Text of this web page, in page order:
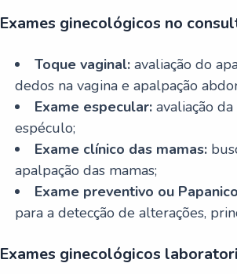
Exames ginecológicos no
Toque vaginal: avaliação do
dedos na vagina e apalpação
Exame especular: avaliação
espéculo;
Exame clínico das mamas:
apalpação das mamas;
Exame preventivo ou
para a detecção de alterações,
Exames ginecológicos